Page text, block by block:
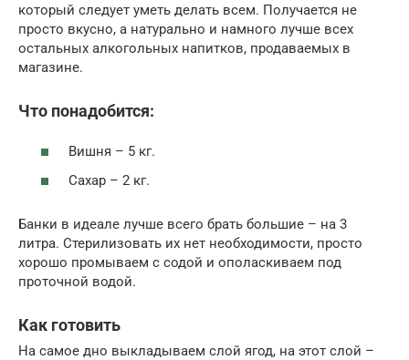
который следует уметь делать всем. Получается не
просто вкусно, а натурально и намного лучше всех
остальных алкогольных напитков, продаваемых в
магазине.
Что понадобится:
Вишня – 5 кг.
Сахар – 2 кг.
Банки в идеале лучше всего брать большие – на 3
литра. Стерилизовать их нет необходимости, просто
хорошо промываем с содой и ополаскиваем под
проточной водой.
Как готовить
На самое дно выкладываем слой ягод, на этот слой –